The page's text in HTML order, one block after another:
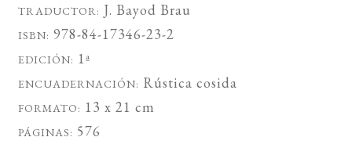
TRADUCTOR: J. Bayod Brau
ISBN: 978-84-17346-23-2
EDICIÓN: 1ª
ENCUADERNACIÓN: Rústica cosida
FORMATO: 13 x 21 cm
PÁGINAS: 576